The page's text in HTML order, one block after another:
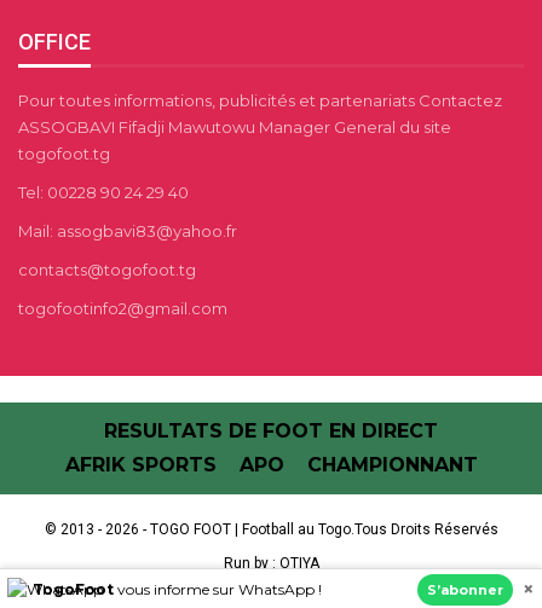
OFFICE
Pour toutes informations, publicités et partenariats Contactez
ASSOGBAVI Fifadji Mawutowu Manager General du site
togofoot.tg
Tel: 00228 90 24 29 40
Mail: assogbavi83@yahoo.fr
contacts@togofoot.tg
togofootinfo2@gmail.com
RESULTATS DE FOOT EN DIRECT
AFRIK SPORTS
APO CHAMPIONNANT
© 2013 - 2026 - TOGO FOOT | Football au Togo.Tous Droits Réservés
Run by : OTIYA
TogoFoot vous informe sur WhatsApp ! S’abonner ×